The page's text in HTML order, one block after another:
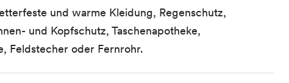
und warme Kleidung, Regenschutz,
und Kopfschutz, Taschenapotheke,
Feldstecher oder Fernrohr.